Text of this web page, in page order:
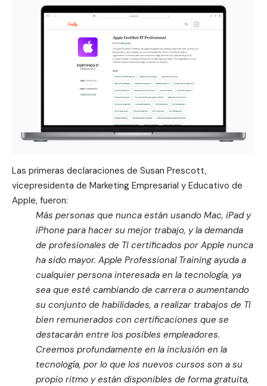
Las primeras declaraciones de Susan Prescott,
vicepresidenta de Marketing Empresarial y Educativo de
Apple, fueron:
Más personas que nunca están usando Mac, iPad y
iPhone para hacer su mejor trabajo, y la demanda
de profesionales de TI certificados por Apple nunca
ha sido mayor. Apple Professional Training ayuda a
cualquier persona interesada en la tecnología, ya
sea que esté cambiando de carrera o aumentando
su conjunto de habilidades, a realizar trabajos de TI
bien remunerados con certificaciones que se
destacarán entre los posibles empleadores.
Creemos profundamente en la inclusión en la
tecnología, por lo que los nuevos cursos son a su
propio ritmo y están disponibles de forma gratuita,